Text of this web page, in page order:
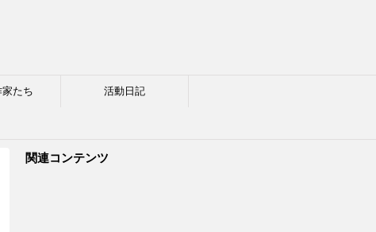
たち 活動日記
関連コンテンツ